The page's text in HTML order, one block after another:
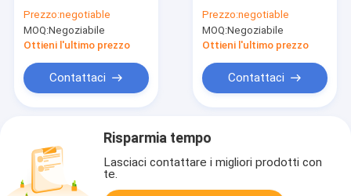
la multi ha integrato
gli sport si esercita
Prezzo:negotiable
MOQ:Negoziabile
Ottieni l'ultimo prezzo
Contattaci
macchina 8 della
palestra della multi
palestra della
3.5mm
Prezzo:negotiable
MOQ:Negoziabile
Ottieni l'ultimo prezzo
Contattaci
Risparmia tempo
Lasciaci contattare i migliori prodotti con
te.